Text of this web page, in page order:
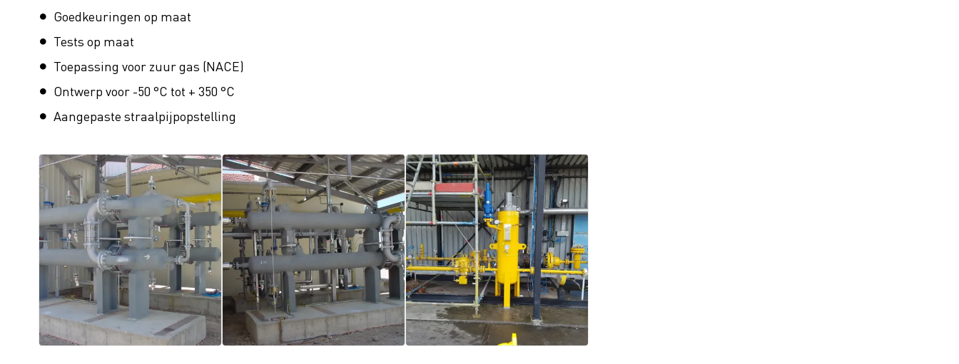
Goedkeuringen op maat
Tests op maat
Toepassing voor zuur gas (NACE)
Ontwerp voor -50 °C tot + 350 °C
Aangepaste straalpijpopstelling